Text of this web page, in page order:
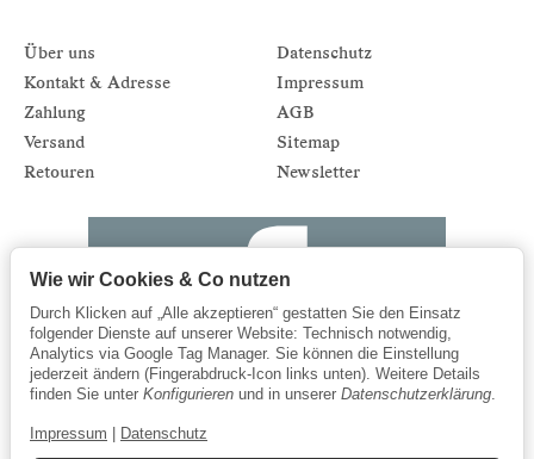
Über uns
Kontakt & Adresse
Zahlung
Versand
Retouren
Datenschutz
Impressum
AGB
Sitemap
Newsletter
Wie wir Cookies & Co nutzen
Durch Klicken auf „Alle akzeptieren“ gestatten Sie den Einsatz
folgender Dienste auf unserer Website: Technisch notwendig,
Analytics via Google Tag Manager. Sie können die Einstellung
jederzeit ändern (Fingerabdruck-Icon links unten). Weitere Details
finden Sie unter Konfigurieren und in unserer Datenschutzerklärung.
Impressum Datenschutz